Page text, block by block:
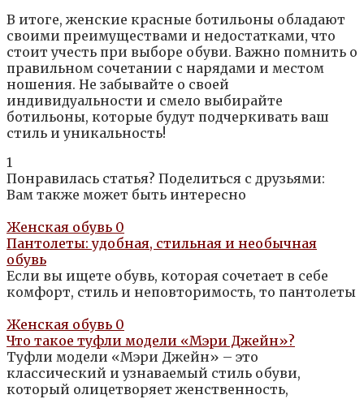
В итоге, женские красные ботильоны обладают
своими преимуществами и недостатками, что
стоит учесть при выборе обуви. Важно помнить о
правильном сочетании с нарядами и местом
ношения. Не забывайте о своей
индивидуальности и смело выбирайте
ботильоны, которые будут подчеркивать ваш
стиль и уникальность!
1
Понравилась статья? Поделиться с друзьями:
Вам также может быть интересно
Женская обувь 0
Пантолеты: удобная, стильная и необычная
обувь
Если вы ищете обувь, которая сочетает в себе
комфорт, стиль и неповторимость, то пантолеты
Женская обувь 0
Что такое туфли модели «Мэри Джейн»?
Туфли модели «Мэри Джейн» – это
классический и узнаваемый стиль обуви,
который олицетворяет женственность,